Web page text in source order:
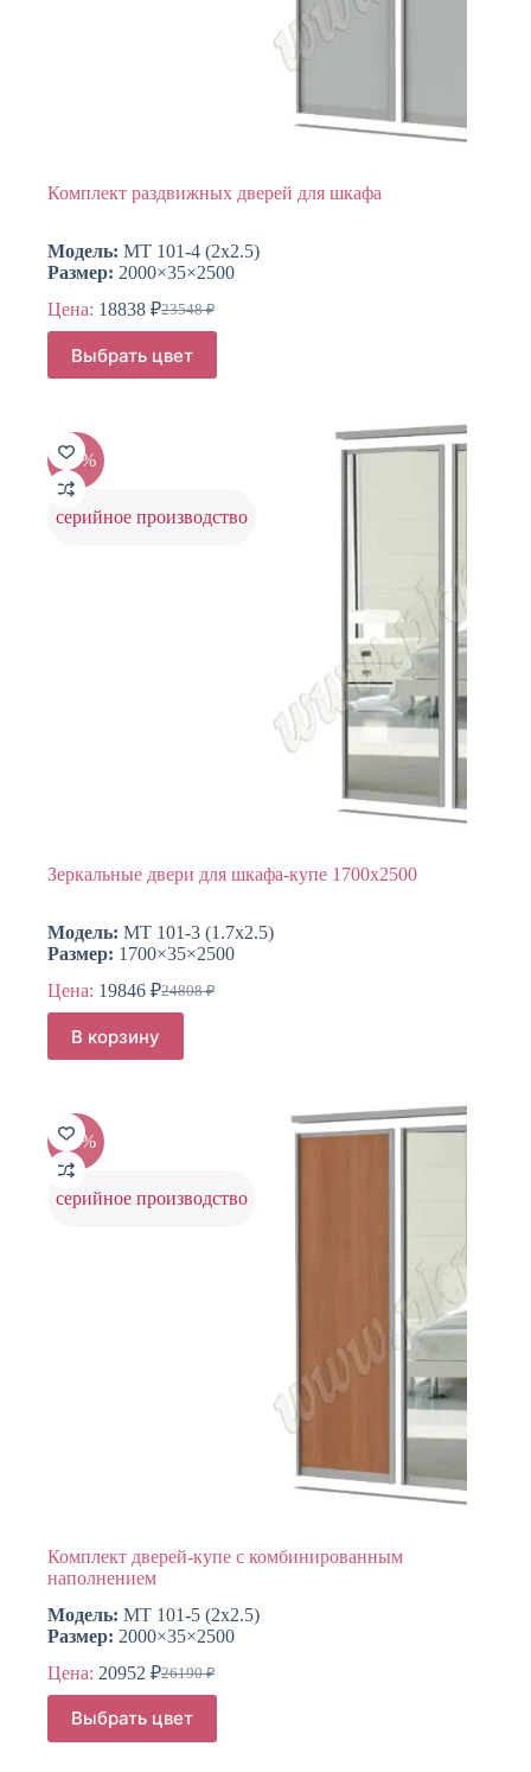
Комплект раздвижных дверей для шкафа
Модель: МТ 101-4 (2х2.5)
Размер: 2000×35×2500
Цена:
23548₽
Первоначальная
составляла
23548 ₽.
18838 ₽Текущая
18838 ₽.
Выбрать цвет
Этот
товар
имеет
Опции
можно
выбрать
на
странице
-20%
серийное производство
Зеркальные двери для шкафа-купе 1700х2500
Модель: МТ 101-3 (1.7х2.5)
Размер: 1700×35×2500
Цена:
24808₽
Первоначальная
цена
составляла
24808 ₽.
19846 ₽Текущая
цена:
19846 ₽.
В корзину
-20%
серийное производство
Комплект дверей-купе с комбинированным
наполнением
Модель: МТ 101-5 (2х2.5)
Размер: 2000×35×2500
Цена:
26190₽
Первоначальная
цена
составляла
26190 ₽.
20952 ₽Текущая
цена:
20952 ₽.
Выбрать цвет
Этот
товар
имеет